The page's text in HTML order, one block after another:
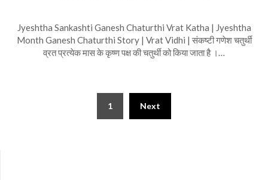
Jyeshtha Sankashti Ganesh Chaturthi Vrat Katha | Jyeshtha
Month Ganesh Chaturthi Story | Vrat Vidhi | संकष्टी गणेश चतुर्थी
व्रत प्रत्येक मास के कृष्ण पक्ष की चतुर्थी को किया जाता है ।…
1 Next